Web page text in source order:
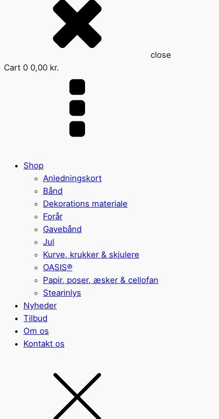
close
Cart 0 0,00 kr.
Shop
Anledningskort
Bånd
Dekorations materiale
Forår
Gavebånd
Jul
Kurve, krukker & skjulere
OASIS®
Papir, poser, æsker & cellofan
Stearinlys
Nyheder
Tilbud
Om os
Kontakt os